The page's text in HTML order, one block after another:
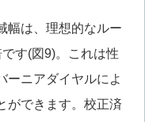
幅は、理想的なルー
す(図9)。これは性
ーニアダイヤルによ
ができます。校正済